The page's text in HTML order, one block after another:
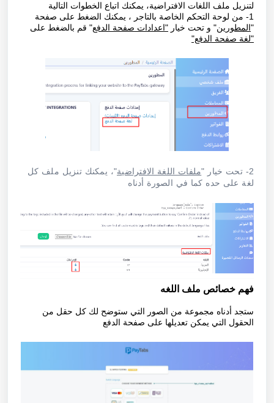
لتنزيل ملف اللغات الافتراضية، يمكنك اتباع الخطوات التالية
1- من لوحة التحكم الخاصة بالتاجر ، يمكنك الضغط على صفحة
المطورين" و تحت خيار "اعدادات صفحة الدفع" قم بالضغط على
"لغة صفحة الدفع"
2- تحت خيار " ملفات اللغة الافتراضية"، يمكنك تنزيل ملف كل
لغة على حده كما في الصورة أدناه
فهم خصائص ملف اللغه
ستجد أدناه مجموعة من الصور التي ستوضح لك كل حقل من
الحقول التي يمكن تعديلها على صفحة الدفع